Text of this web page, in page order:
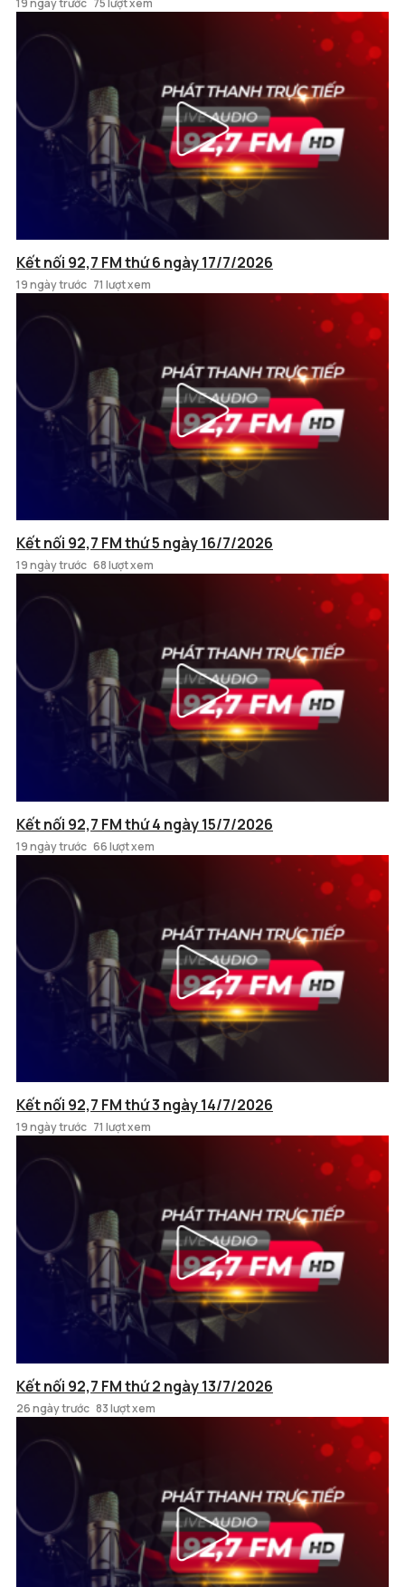
19 ngày trước 75 lượt xem
Kết nối 92,7 FM thứ 6 ngày 17/7/2026
19 ngày trước 71 lượt xem
Kết nối 92,7 FM thứ 5 ngày 16/7/2026
19 ngày trước 68 lượt xem
Kết nối 92,7 FM thứ 4 ngày 15/7/2026
19 ngày trước 66 lượt xem
Kết nối 92,7 FM thứ 3 ngày 14/7/2026
19 ngày trước 71 lượt xem
Kết nối 92,7 FM thứ 2 ngày 13/7/2026
26 ngày trước 83 lượt xem